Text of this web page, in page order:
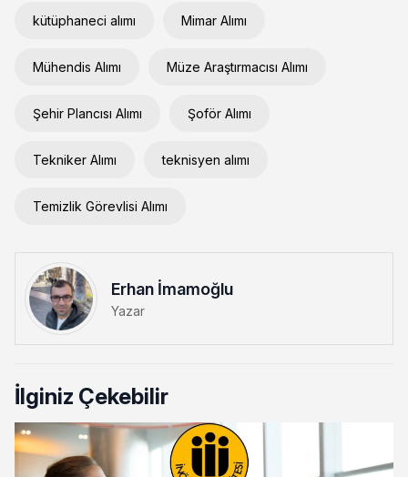
kütüphaneci alımı Mimar Alımı
Mühendis Alımı Müze Araştırmacısı Alımı
Şehir Plancısı Alımı Şoför Alımı
Tekniker Alımı teknisyen alımı
Temizlik Görevlisi Alımı
Erhan İmamoğlu
Yazar
İlginiz Çekebilir